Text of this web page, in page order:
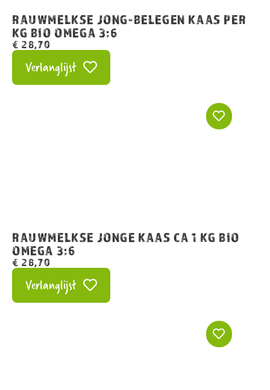
RAUWMELKSE JONG-BELEGEN KAAS PER
KG BIO OMEGA 3:6
€ 28,70
Verlanglijst
RAUWMELKSE JONGE KAAS CA 1 KG BIO
OMEGA 3:6
€ 28,70
Verlanglijst